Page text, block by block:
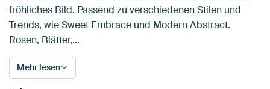
fröhliches Bild. Passend zu verschiedenen Stilen und
Trends, wie Sweet Embrace und Modern Abstract.
Rosen, Blätter,…
Mehr lesen